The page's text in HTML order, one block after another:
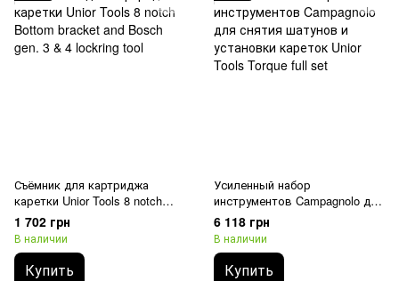
Съёмник для картриджа
каретки Unior Tools 8 notch
Bottom bracket and Bosch gen.
3 & 4 lockring tool
1 702 грн
В наличии
Купить
Усиленный набор
инструментов Campagnolo для
снятия шатунов и установки
кареток Unior Tools Torque full
set
6 118 грн
В наличии
Купить